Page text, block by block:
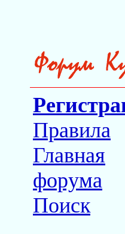
Правила
Главная
форума
Поиск